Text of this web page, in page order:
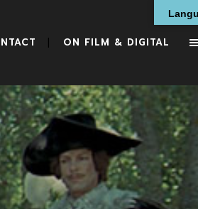
ON FILM & DIGITAL